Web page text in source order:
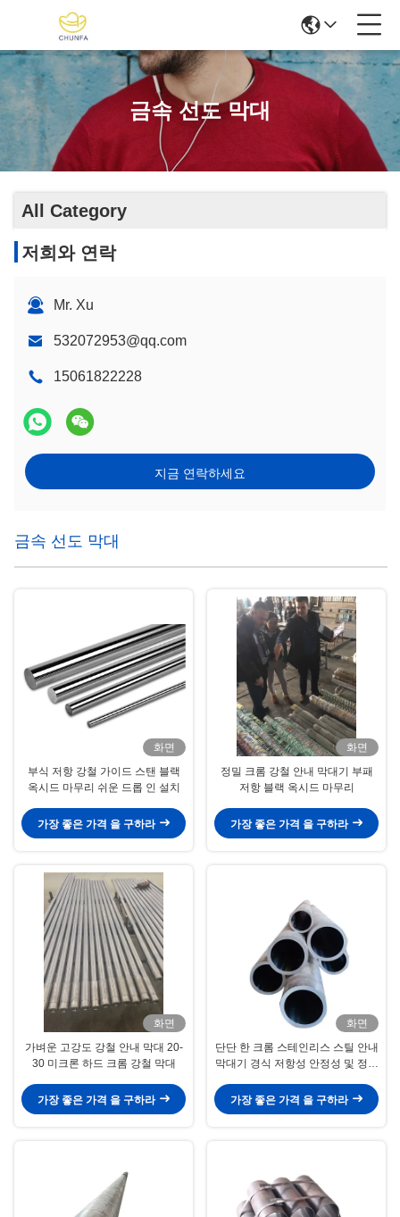
금속 선도 막대
All Category
저희와 연락
Mr. Xu
532072953@qq.com
15061822228
지금 연락하세요
금속 선도 막대
화면
부식 저항 강철 가이드 스탠 블랙
옥시드 마무리 쉬운 드롭 인 설치
가장 좋은 가격 을 구하라
화면
정밀 크롬 강철 안내 막대기 부패
저항 블랙 옥시드 마무리
가장 좋은 가격 을 구하라
화면
가벼운 고강도 강철 안내 막대 20-
30 미크론 하드 크롬 강철 막대
가장 좋은 가격 을 구하라
화면
단단 한 크롬 스테인리스 스틸 안내
막대기 경식 저항성 안정성 및 정확
가장 좋은 가격 을 구하라